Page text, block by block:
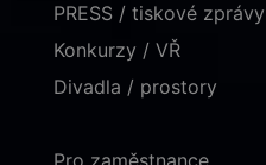
PRESS / tiskové zprávy
Konkurzy / VŘ
Divadla / prostory